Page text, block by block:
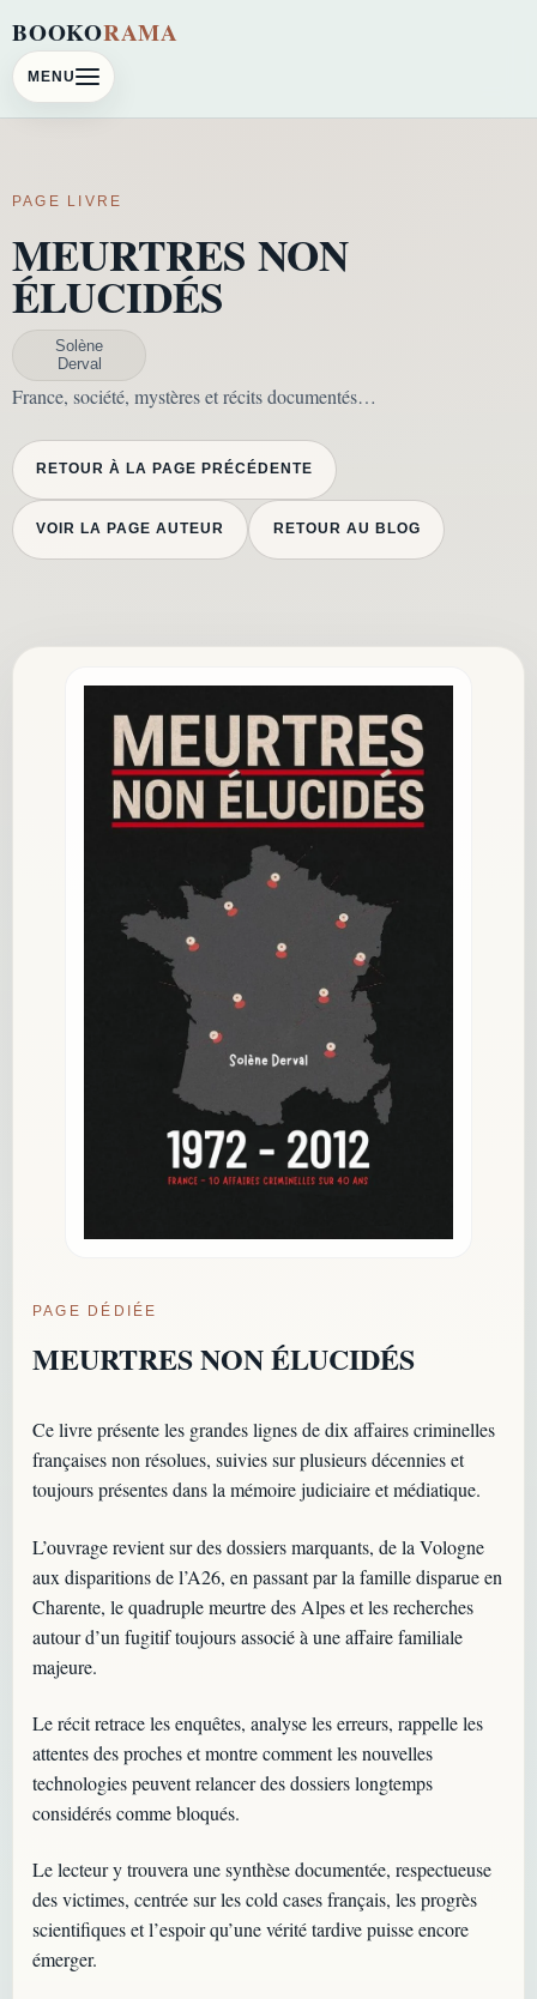
BOOKORAMA
MENU
PAGE LIVRE
MEURTRES NON
ÉLUCIDÉS
Solène
Derval
France, société, mystères et récits documentés…
RETOUR À LA PAGE PRÉCÉDENTE
VOIR LA PAGE AUTEUR RETOUR AU BLOG
PAGE DÉDIÉE
MEURTRES NON ÉLUCIDÉS
Ce livre présente les grandes lignes de dix affaires criminelles
françaises non résolues, suivies sur plusieurs décennies et
toujours présentes dans la mémoire judiciaire et médiatique.
L’ouvrage revient sur des dossiers marquants, de la Vologne
aux disparitions de l’A26, en passant par la famille disparue en
Charente, le quadruple meurtre des Alpes et les recherches
autour d’un fugitif toujours associé à une affaire familiale
majeure.
Le récit retrace les enquêtes, analyse les erreurs, rappelle les
attentes des proches et montre comment les nouvelles
technologies peuvent relancer des dossiers longtemps
considérés comme bloqués.
Le lecteur y trouvera une synthèse documentée, respectueuse
des victimes, centrée sur les cold cases français, les progrès
scientifiques et l’espoir qu’une vérité tardive puisse encore
émerger.